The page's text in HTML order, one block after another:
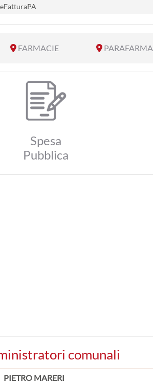
FARMACIE
Spesa
Pubblica
comunali
PIETRO MARERI